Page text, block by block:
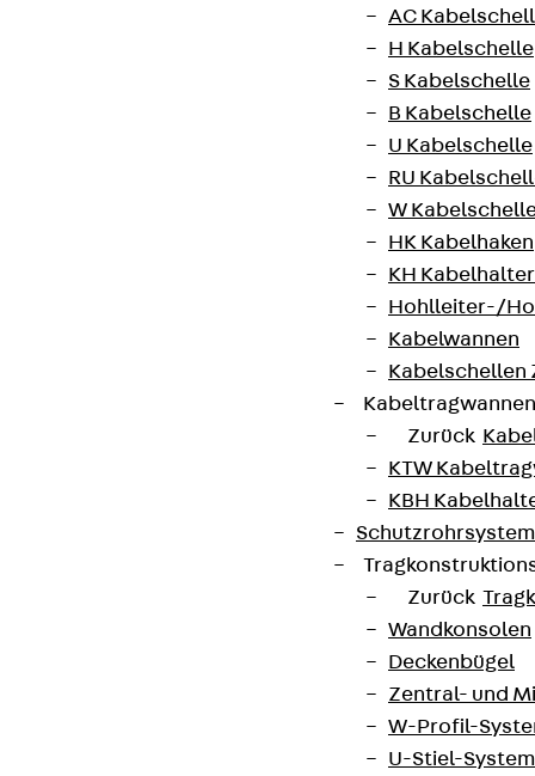
AC
H Kabelschelle
S Kabelschelle
B Kabelschelle
U Kabelschelle
RU
W
HK Kabelhaken
KH Kabelhalter
Hohlleiter-/
Kabelwannen
Kabelschellen
Zurück
KTW
KBH
Zurück
Wandkonsolen
Deckenbügel
Zentral- und
W-Profil-
U-Stiel-System